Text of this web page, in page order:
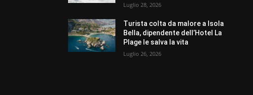
Luglio 28, 2026
Turista colta da malore a Isola
Bella, dipendente dell’Hotel La
Plage le salva la vita
Luglio 26, 2026